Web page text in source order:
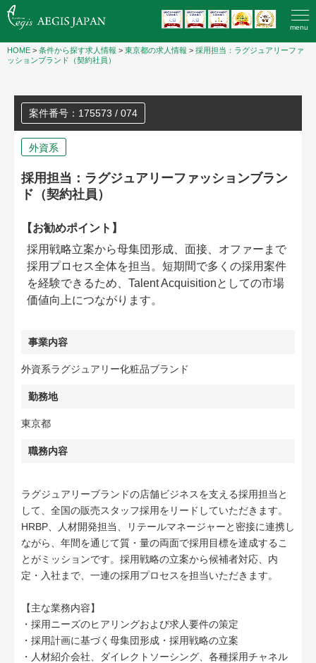
menu
HOME > 条件から探す求人情報 > 東京都の求人情報 > 採用担当：ラグジュアリーファ
ッションブランド（契約社員）
案件番号：175573 / 074
外資系
採用担当：ラグジュアリーファッションブラン
ド（契約社員）
【お勧めポイント】
採用戦略立案から母集団形成、面接、オファーまで
採用プロセス全体を担当。短期間で多くの採用案件
を経験できるため、Talent Acquisitionとしての市場
価値向上につながります。
事業内容
外資系ラグジュアリー化粧品ブランド
勤務地
東京都
職務内容
ラグジュアリーブランドの店舗ビジネスを支える採用担当と
して、全国の販売スタッフ採用をリードしていただきます。
HRBP、人材開発担当、リテールマネージャーと密接に連携し
ながら、年間を通じて質・量の両面で採用目標を達成するこ
とがミッションです。採用戦略の立案から候補者対応、内
定・入社まで、一連の採用プロセスを担当いただきます。
【主な業務内容】
・採用ニーズのヒアリングおよび求人要件の策定
・採用計画に基づく母集団形成・採用戦略の立案
・人材紹介会社、ダイレクトソーシング、各種採用チャネル